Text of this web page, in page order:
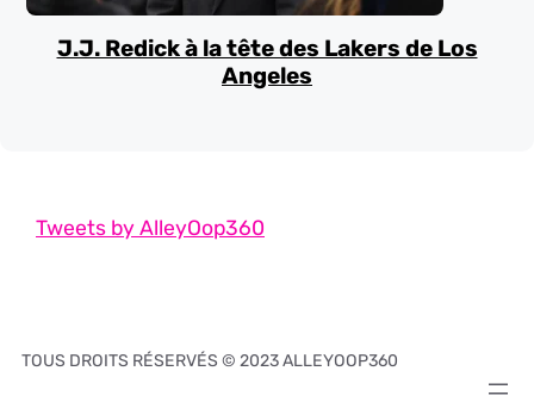
J.J. Redick à la tête des Lakers de Los
Angeles
Tweets by AlleyOop360
TOUS DROITS RÉSERVÉS © 2023 ALLEYOOP360